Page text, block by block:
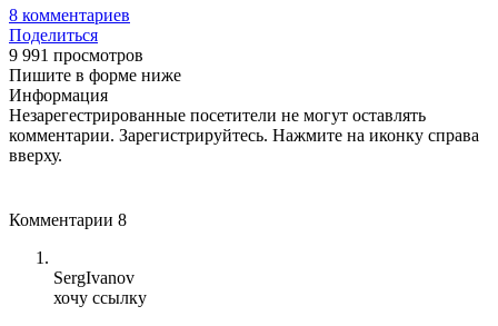
8 комментариев
Поделиться
9 991 просмотров
Пишите в форме ниже
Информация
Незарегестрированные посетители не могут оставлять
комментарии. Зарегистрируйтесь. Нажмите на иконку справа
вверху.
Комментарии 8
SergIvanov
хочу ссылку